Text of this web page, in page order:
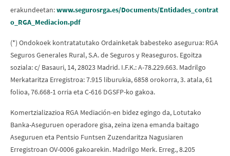
erakundeetan:www.segurosrga.es/Documents/Entidades_contrat
o_RGA_Mediacion.pdf
(*) Ondokoek kontratatutako Ordainketak babesteko asegurua: RGA
Seguros Generales Rural, S.A. de Seguros y Reaseguros. Egoitza
soziala: c/ Basauri, 14, 28023 Madrid. I.F.K.: A-78.229.663. Madrilgo
Merkataritza Erregistroa: 7.915 liburukia, 6858 orokorra, 3. atala, 61
folioa, 76.668-1 orria eta C-616 DGSFP-ko gakoa.
Komertzializazioa RGA Mediación-en bidez egingo da, Lotutako
Banka-Aseguruen operadore gisa, zeina izena emanda baitago
Aseguruen eta Pentsio Funtsen Zuzendaritza Nagusiaren
Erregistroan OV-0006 gakoarekin. Madrilgo Merk. Erreg., 8.205